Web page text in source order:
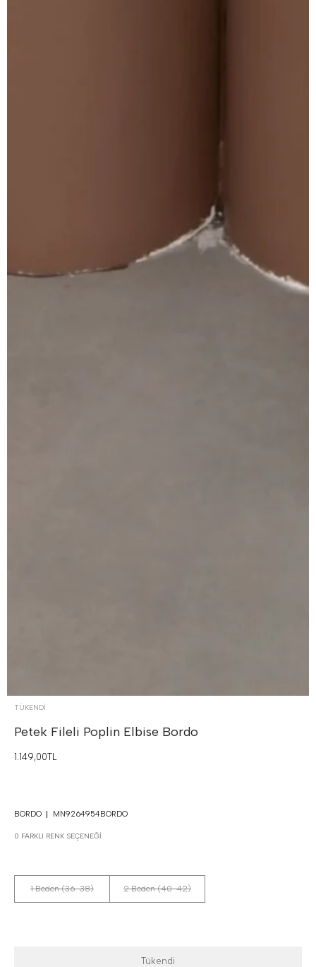
TÜKENDI
Petek Fileli Poplin Elbise Bordo
1.149,00TL
BORDO MN9264954BORDO
0 FARKLI RENK SEÇENEĞI
1 Beden (36-38) 2 Beden (40-42)
Tükendi